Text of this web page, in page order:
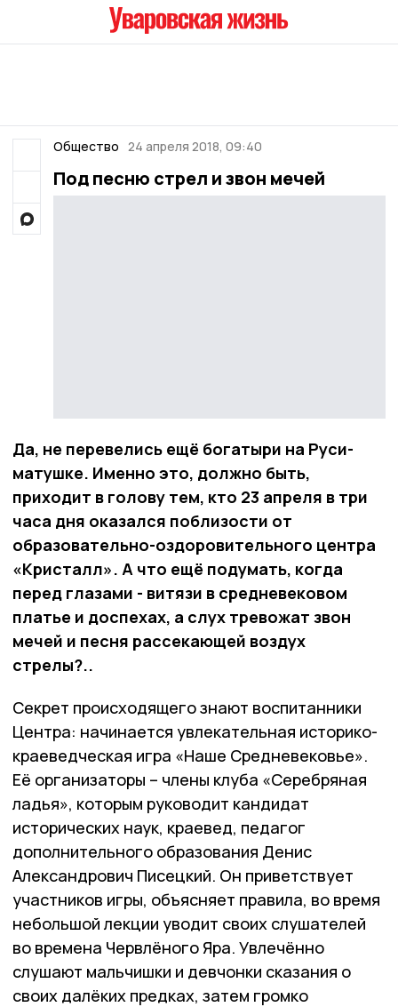
Общество 24 апреля 2018, 09:40
Под песню стрел и звон мечей
Да, не перевелись ещё богатыри на Руси-
матушке. Именно это, должно быть,
приходит в голову тем, кто 23 апреля в три
часа дня оказался поблизости от
образовательно-оздоровительного центра
«Кристалл». А что ещё подумать, когда
перед глазами - витязи в средневековом
платье и доспехах, а слух тревожат звон
мечей и песня рассекающей воздух
стрелы?..
Секрет происходящего знают воспитанники
Центра: начинается увлекательная историко-
краеведческая игра «Наше Средневековье».
Её организаторы – члены клуба «Серебряная
ладья», которым руководит кандидат
исторических наук, краевед, педагог
дополнительного образования Денис
Александрович Писецкий. Он приветствует
участников игры, объясняет правила, во время
небольшой лекции уводит своих слушателей
во времена Червлёного Яра. Увлечённо
слушают мальчишки и девчонки сказания о
своих далёких предках, затем громко